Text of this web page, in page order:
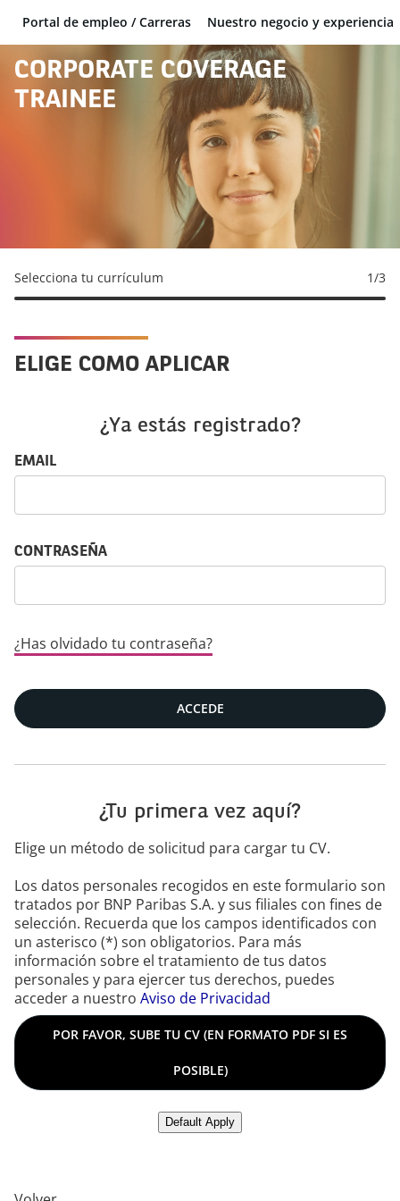
BNP Paribas
Portal de empleo / Carreras Nuestro negocio y experiencia
CORPORATE COVERAGE
TRAINEE
Selecciona tu currículum 1/3
ELIGE COMO APLICAR
¿Ya estás registrado?
Iniciar sesión: usuario y contraseña
EMAIL
CONTRASEÑA
¿Has olvidado tu contraseña?
ACCEDE
¿Tu primera vez aquí?
Elige un método de solicitud para cargar tu CV.
Los datos personales recogidos en este formulario son
tratados por BNP Paribas S.A. y sus filiales con fines de
selección. Recuerda que los campos identificados con
un asterisco (*) son obligatorios. Para más
información sobre el tratamiento de tus datos
personales y para ejercer tus derechos, puedes
acceder a nuestro Aviso de Privacidad
POR FAVOR, SUBE TU CV (EN FORMATO PDF SI ES
POSIBLE)
Por favor, sube tu CV (en formato PDF si es posible)
Default Apply
Subir CV desde LinkedIn